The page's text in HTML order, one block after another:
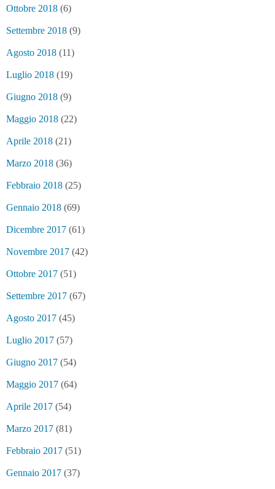
Ottobre 2018 (6)
Settembre 2018 (9)
Agosto 2018 (11)
Luglio 2018 (19)
Giugno 2018 (9)
Maggio 2018 (22)
Aprile 2018 (21)
Marzo 2018 (36)
Febbraio 2018 (25)
Gennaio 2018 (69)
Dicembre 2017 (61)
Novembre 2017 (42)
Ottobre 2017 (51)
Settembre 2017 (67)
Agosto 2017 (45)
Luglio 2017 (57)
Giugno 2017 (54)
Maggio 2017 (64)
Aprile 2017 (54)
Marzo 2017 (81)
Febbraio 2017 (51)
Gennaio 2017 (37)